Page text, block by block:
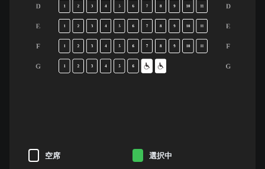
D
E
F
G
D
E
F
G
1 2 3 4 5 6 7 8 9 10 11
1 2 3 4 5 6 7 8 9 10 11
1 2 3 4 5 6 7 8 9 10
2 3 4 5 6
空席 選択中